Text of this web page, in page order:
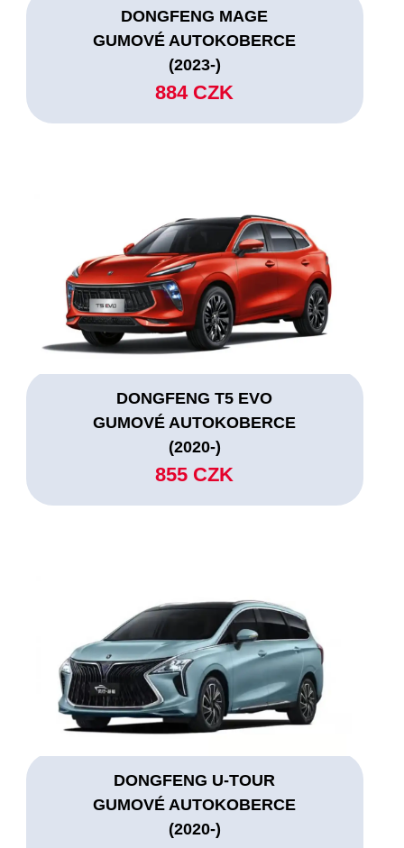
DONGFENG MAGE
GUMOVÉ AUTOKOBERCE
(2023-)
884 CZK
DONGFENG T5 EVO
GUMOVÉ AUTOKOBERCE
(2020-)
855 CZK
DONGFENG U-TOUR
GUMOVÉ AUTOKOBERCE
(2020-)